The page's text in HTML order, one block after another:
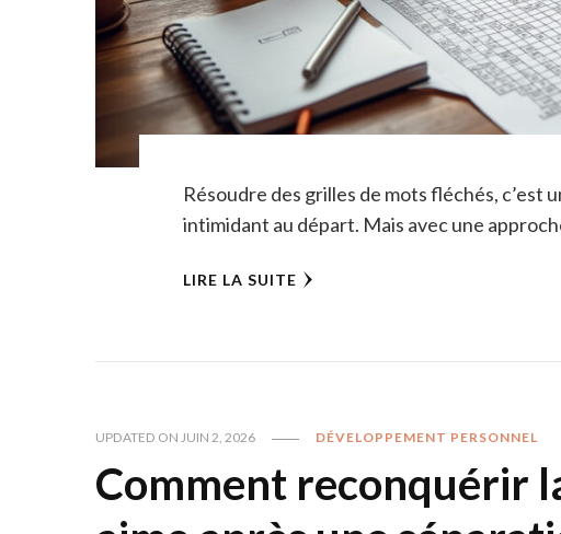
Résoudre des grilles de mots fléchés, c’est
intimidant au départ. Mais avec une
LIRE LA SUITE
UPDATED ON JUIN 2, 2026 DÉVELOPPEMENT PERSONNEL
Comment reconquérir